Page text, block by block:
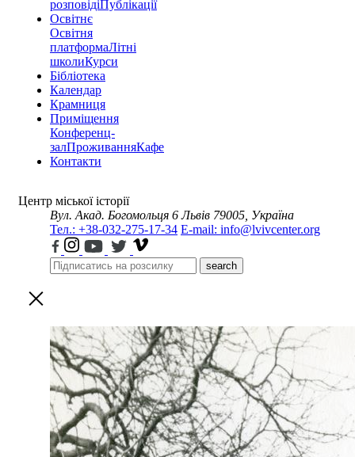
розповідіПублікації
Освітнє
Освітня
платформаЛітні
школиКурси
Бібліотека
Календар
Крамниця
Приміщення
Конференц-
залПроживанняКафе
Контакти
Центр міської історії
Вул. Акад. Богомольця 6 Львів 79005, Україна
Тел.: +38-032-275-17-34 E-mail: info@lvivcenter.org
search